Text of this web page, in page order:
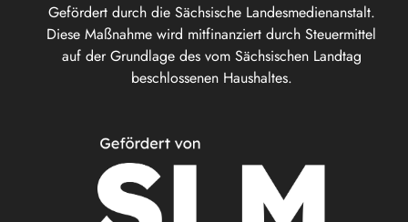
Gefördert durch die Sächsische Landesmedienanstalt.
Diese Maßnahme wird mitfinanziert durch Steuermittel
auf der Grundlage des vom Sächsischen Landtag
beschlossenen Haushaltes.